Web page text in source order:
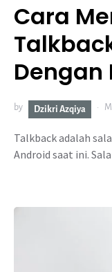
Cara
Dengan
by Dzikri Azqiya
Talkback adalah
Android saat ini.